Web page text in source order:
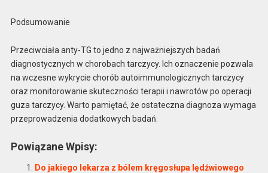
Podsumowanie
Przeciwciała anty-TG to jedno z najważniejszych badań
diagnostycznych w chorobach tarczycy. Ich oznaczenie pozwala
na wczesne wykrycie chorób autoimmunologicznych tarczycy
oraz monitorowanie skuteczności terapii i nawrotów po operacji
guza tarczycy. Warto pamiętać, że ostateczna diagnoza wymaga
przeprowadzenia dodatkowych badań.
Powiązane Wpisy:
Do jakiego lekarza z bólem kręgosłupa lędźwiowego